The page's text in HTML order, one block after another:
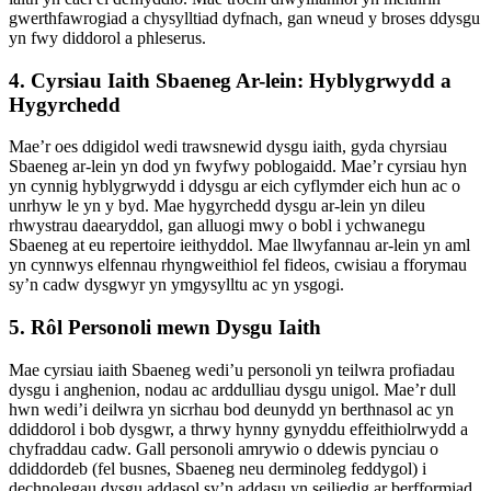
gwerthfawrogiad a chysylltiad dyfnach, gan wneud y broses ddysgu
yn fwy diddorol a phleserus.
4. Cyrsiau Iaith Sbaeneg Ar-lein: Hyblygrwydd a
Hygyrchedd
Mae’r oes ddigidol wedi trawsnewid dysgu iaith, gyda chyrsiau
Sbaeneg ar-lein yn dod yn fwyfwy poblogaidd. Mae’r cyrsiau hyn
yn cynnig hyblygrwydd i ddysgu ar eich cyflymder eich hun ac o
unrhyw le yn y byd. Mae hygyrchedd dysgu ar-lein yn dileu
rhwystrau daearyddol, gan alluogi mwy o bobl i ychwanegu
Sbaeneg at eu repertoire ieithyddol. Mae llwyfannau ar-lein yn aml
yn cynnwys elfennau rhyngweithiol fel fideos, cwisiau a fforymau
sy’n cadw dysgwyr yn ymgysylltu ac yn ysgogi.
5. Rôl Personoli mewn Dysgu Iaith
Mae cyrsiau iaith Sbaeneg wedi’u personoli yn teilwra profiadau
dysgu i anghenion, nodau ac arddulliau dysgu unigol. Mae’r dull
hwn wedi’i deilwra yn sicrhau bod deunydd yn berthnasol ac yn
ddiddorol i bob dysgwr, a thrwy hynny gynyddu effeithiolrwydd a
chyfraddau cadw. Gall personoli amrywio o ddewis pynciau o
ddiddordeb (fel busnes, Sbaeneg neu derminoleg feddygol) i